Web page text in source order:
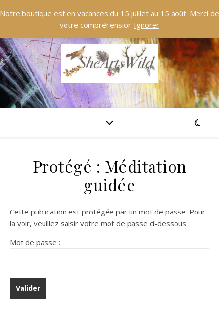
Notre boutique est en vacances du 15 juillet au 15 août. Merci de
votre compréhension Ignorer
Protégé : Méditation
guidée
Cette publication est protégée par un mot de passe. Pour
la voir, veuillez saisir votre mot de passe ci-dessous :
Mot de passe :